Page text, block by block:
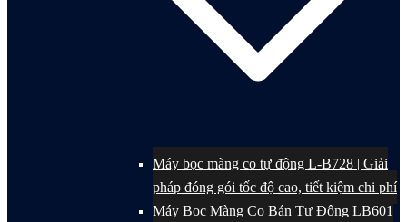
Máy bọc màng co tự động L-B728 | Giải
pháp đóng gói tốc độ cao, tiết kiệm chi phí
Máy Bọc Màng Co Bán Tự Động LB601